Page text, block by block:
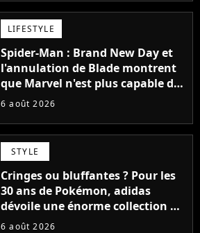
LIFESTYLE
Spider-Man : Brand New Day et
l'annulation de Blade montrent
que Marvel n'est plus capable de
faire quoi que ce soit de simple
6 août 2026
STYLE
Cringes ou bluffantes ? Pour les
30 ans de Pokémon, adidas
dévoile une énorme collection de
sneakers et je ne sais pas quoi en
6 août 2026